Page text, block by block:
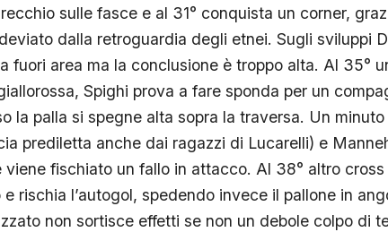
sulle fasce e al 31° conquista un corner,
dalla retroguardia degli etnei. Sugli sviluppi
fuori area ma la conclusione è troppo alta. Al 35°
Spighi prova a fare sponda per un
la palla si spegne alta sopra la traversa. Un minuto
prediletta anche dai ragazzi di Lucarelli) e
fischiato un fallo in attacco. Al 38° altro
rischia l’autogol, spedendo invece il pallone in
non sortisce effetti se non un debole colpo di